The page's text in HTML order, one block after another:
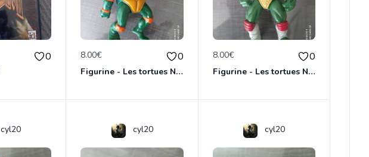
0 8.00€ 0
Figurine - Les tortues Ninja - Michaelangelo
8.00€ 0
Figurine - Les tortues Ninja - Raphael
cyl20 cyl20 cyl20